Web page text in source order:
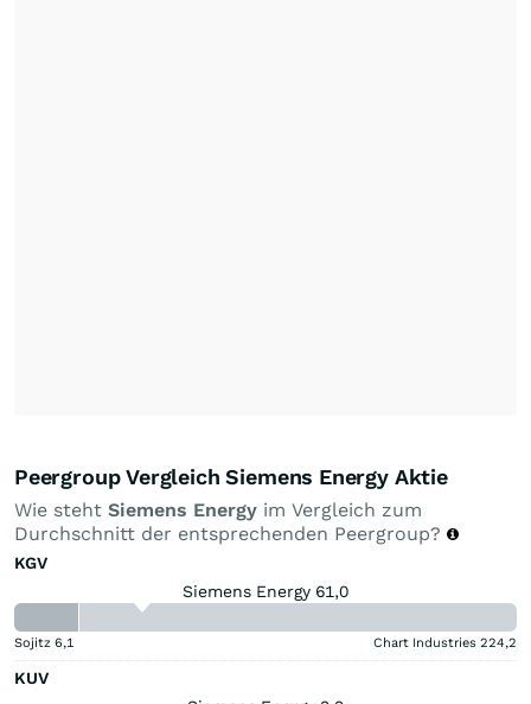
Peergroup Vergleich Siemens Energy Aktie
Wie steht Siemens Energy im Vergleich zum
Durchschnitt der entsprechenden Peergroup?
KGV
Siemens Energy 61,0
Sojitz 6,1 Chart Industries 224,2
KUV